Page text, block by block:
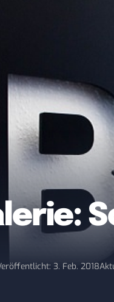
3. Feb. 2018